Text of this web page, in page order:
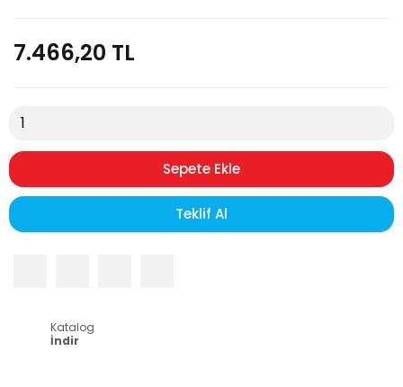
7.466,20 TL
Sepete Ekle
Teklif Al
Katalog
İndir